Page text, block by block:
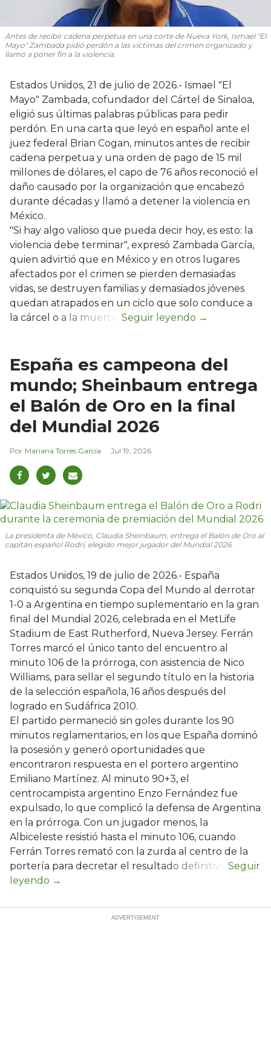
Antes de recibir cadena perpetua en una corte de Nueva York, Ismael "El
Mayo" Zambada pidió perdón a las víctimas del crimen organizado y
llamó a poner fin a la violencia.
Estados Unidos, 21 de julio de 2026.- Ismael "El
Mayo" Zambada, cofundador del Cártel de Sinaloa,
eligió sus últimas palabras públicas para pedir
perdón. En una carta que leyó en español ante el
juez federal Brian Cogan, minutos antes de recibir
cadena perpetua y una orden de pago de 15 mil
millones de dólares, el capo de 76 años reconoció el
daño causado por la organización que encabezó
durante décadas y llamó a detener la violencia en
México.
"Si hay algo valioso que pueda decir hoy, es esto: la
violencia debe terminar", expresó Zambada García,
quien advirtió que en México y en otros lugares
afectados por el crimen se pierden demasiadas
vidas, se destruyen familias y demasiados jóvenes
quedan atrapados en un ciclo que solo conduce a
la cárcel o a la muerte.
España es campeona del
mundo; Sheinbaum entrega
el Balón de Oro en la final
del Mundial 2026
Mariana Torres García Jul 19, 2026
La presidenta de México, Claudia Sheinbaum, entrega el Balón de Oro al
capitán español Rodri, elegido mejor jugador del Mundial 2026.
Estados Unidos, 19 de julio de 2026.- España
conquistó su segunda Copa del Mundo al derrotar
1-0 a Argentina en tiempo suplementario en la gran
final del Mundial 2026, celebrada en el MetLife
Stadium de East Rutherford, Nueva Jersey. Ferrán
Torres marcó el único tanto del encuentro al
minuto 106 de la prórroga, con asistencia de Nico
Williams, para sellar el segundo título en la historia
de la selección española, 16 años después del
logrado en Sudáfrica 2010.
El partido permaneció sin goles durante los 90
minutos reglamentarios, en los que España dominó
la posesión y generó oportunidades que
encontraron respuesta en el portero argentino
Emiliano Martínez. Al minuto 90+3, el
centrocampista argentino Enzo Fernández fue
expulsado, lo que complicó la defensa de Argentina
en la prórroga. Con un jugador menos, la
Albiceleste resistió hasta el minuto 106, cuando
Ferrán Torres remató con la zurda al centro de la
portería para decretar el resultado definitivo.